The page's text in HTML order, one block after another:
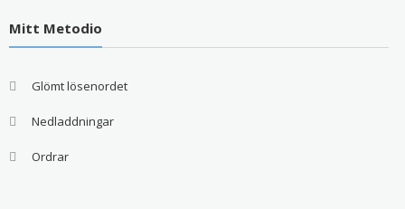
Mitt Metodio
Glömt lösenordet
Nedladdningar
Ordrar